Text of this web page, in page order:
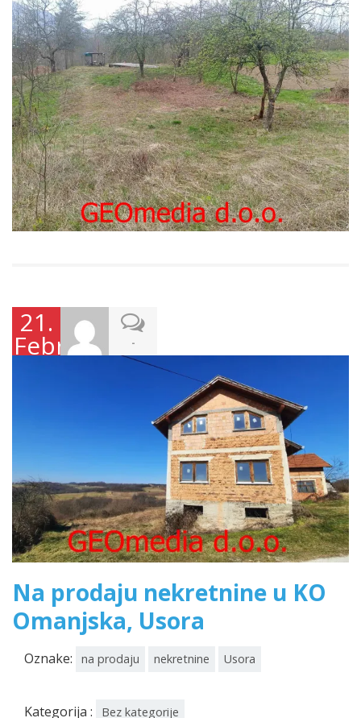
21.
Februara -
Na prodaju nekretnine u KO
Omanjska, Usora
Oznake: na prodaju nekretnine Usora
Kategorija : Bez kategorije